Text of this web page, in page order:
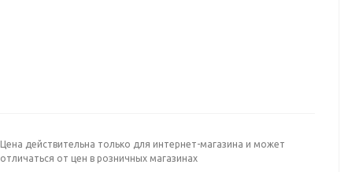
Цена действительна только для интернет-магазина и может
отличаться от цен в розничных магазинах